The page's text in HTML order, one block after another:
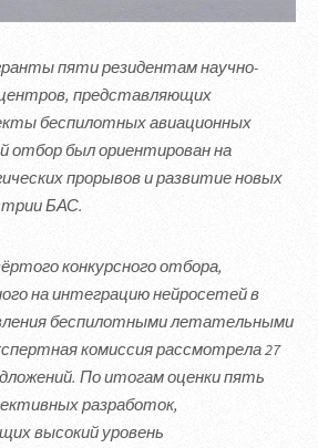
пяти резидентам научно-
представляющих
беспилотных авиационных
был ориентирован на
прорывов и развитие новых
БАС.
конкурсного отбора,
на интеграцию нейросетей в
беспилотными летательными
комиссия рассмотрела 27
По итогам оценки пять
разработок,
высокий уровень